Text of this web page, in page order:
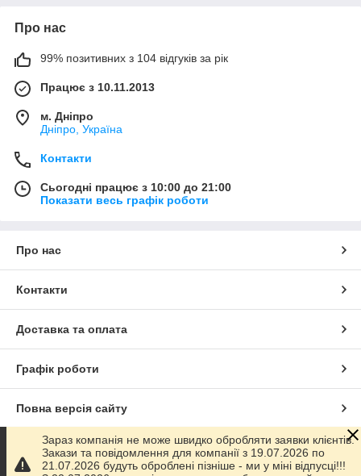
Про нас
99% позитивних з 104 відгуків за рік
Працює з 10.11.2013
м. Дніпро
Дніпро, Україна
Контакти
Сьогодні працює з 10:00 до 21:00
Показати весь графік роботи
Про нас
Контакти
Доставка та оплата
Графік роботи
Повна версія сайту
Сайт створено на маркетплейсіProm.ua
Зараз компанія не може швидко обробляти заявки клієнтів.
Закази та повідомлення для компанії з 19.07.2026 по
21.07.2026 будуть оброблені пізніше - ми у міні відпусці!!!